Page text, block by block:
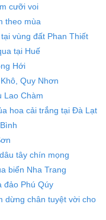
cưỡi voi
theo mùa
vùng đất Phan Thiết
tại Huế
Hới
Quy Nhơn
Lao Chàm
hoa cải trắng tại Đà Lạt
tây chín mọng
biển Nha Trang
đảo Phú Qúy
dừng chân tuyệt vời cho